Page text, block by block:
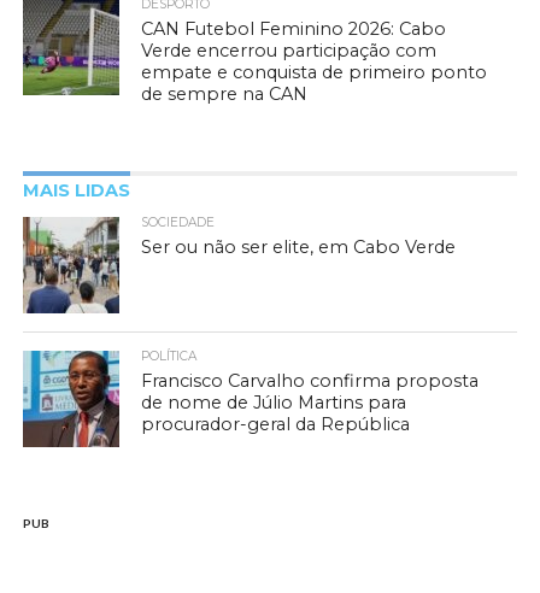
DESPORTO
CAN Futebol Feminino 2026: Cabo
Verde encerrou participação com
empate e conquista de primeiro ponto
de sempre na CAN
MAIS LIDAS
SOCIEDADE
Ser ou não ser elite, em Cabo Verde
POLÍTICA
Francisco Carvalho confirma proposta
de nome de Júlio Martins para
procurador-geral da República
PUB